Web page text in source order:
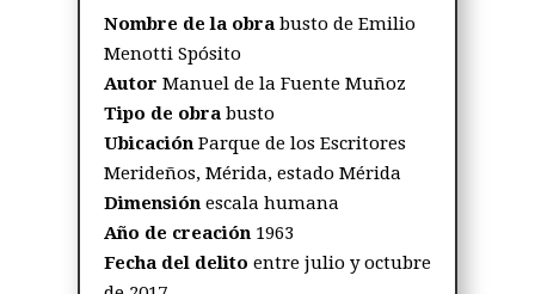
Nombre de la obra busto de Emilio
Menotti Spósito
Autor Manuel de la Fuente Muñoz
Tipo de obra busto
Ubicación Parque de los Escritores
Merideños, Mérida, estado Mérida
Dimensiónescala humana
Año de creación 1963
Fecha del delito entre julio y octubre